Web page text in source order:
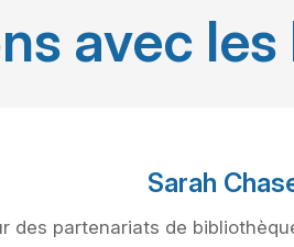
avec
Sarah
des partenariats de